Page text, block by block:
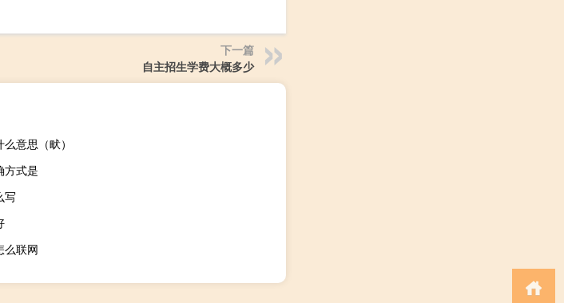
下一篇
自主招生学费大概多少
意思（畎）
方式是
写
么联网